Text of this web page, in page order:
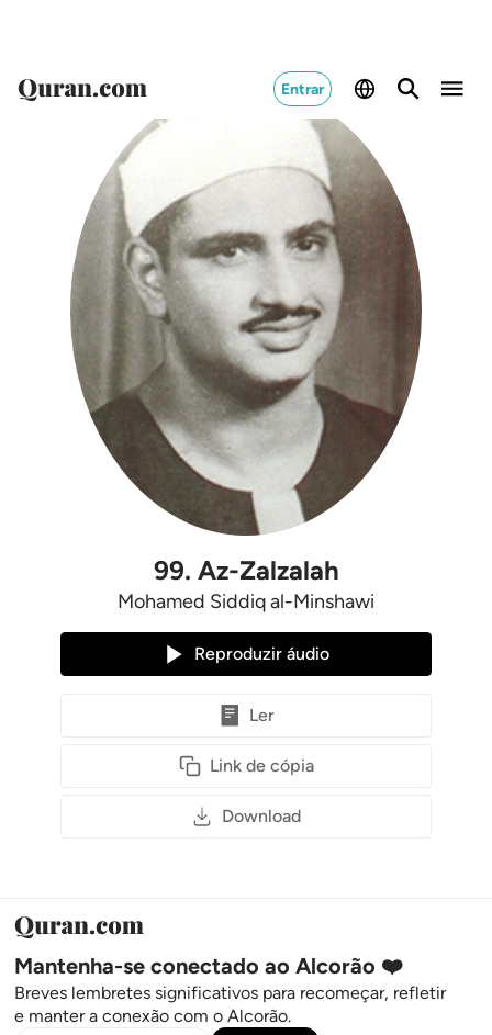
Entrar
99. Az-Zalzalah
Mohamed Siddiq al-Minshawi
Reproduzir áudio
Ler
Link de cópia
Download
Mantenha-se conectado ao Alcorão ❤️
Breves lembretes significativos para recomeçar, refletir
e manter a conexão com o Alcorão.